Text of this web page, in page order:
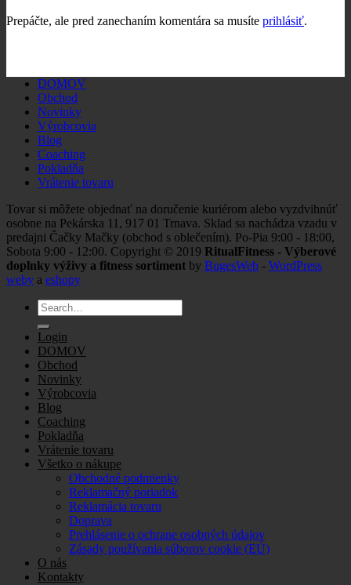
Prepáčte, ale pred zanechaním komentára sa musíte prihlásiť.
DOMOV
Obchod
Novinky
Výrobcovia
Blog
Coaching
Pokladňa
Vrátenie tovaru
Tovar si môžete objednať na doručenie kuriérom alebo vyzdvihnúť
osobne na Pekárska 11, 917 01 Trnava. Sklad sa nachádza vzadu v
predajni Čačky Mačky (obchod s oblečením). Po-Pia 9:00 - 18:00,
Sobota 9:00 - 12:00. Copyright © 2019 RitualFitness - Výberové
doplnky výživy a fitness sortiment by BugesWeb - WordPress
weby a eshopy
Search
for:
Login
DOMOV
Obchod
Novinky
Výrobcovia
Blog
Coaching
Pokladňa
Vrátenie tovaru
Všetko o nákupe
Obchodné podmienky
Reklamačný poriadok
Reklamácia tovaru
Doprava
Prehlásenie o ochrane osobných údajov
Zásady používania súborov cookie (EÚ)
O nás
Kontakty